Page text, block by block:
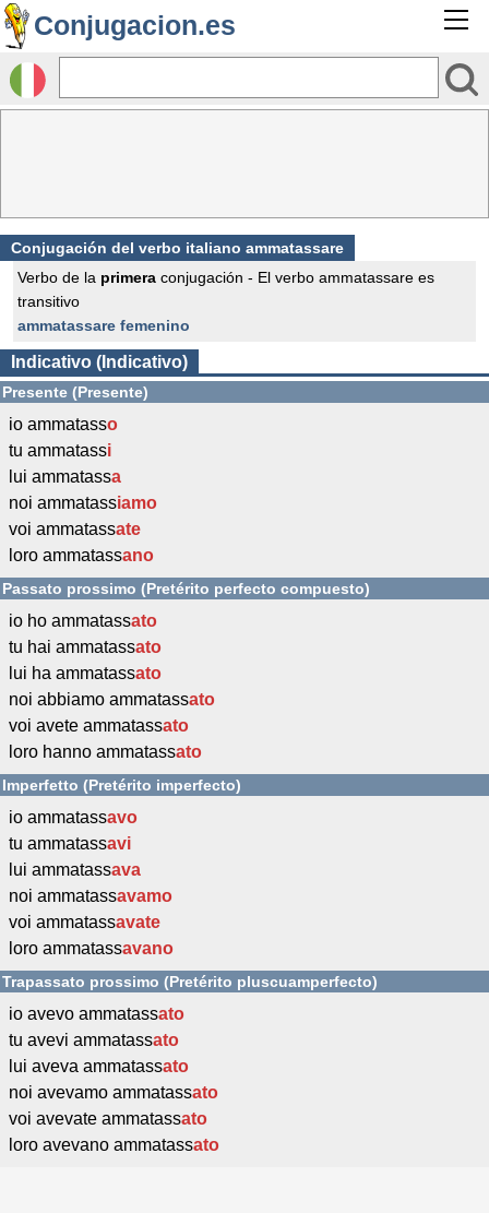
Conjugacion.es
Conjugación del verbo italiano ammatassare
Verbo de la primera conjugación - El verbo ammatassare es
transitivo
ammatassare femenino
Indicativo (Indicativo)
Presente (Presente)
io ammatasso
tu ammatassi
lui ammatassa
noi ammatassiamo
voi ammatassate
loro ammatassano
Passato prossimo (Pretérito perfecto compuesto)
io ho ammatassato
tu hai ammatassato
lui ha ammatassato
noi abbiamo ammatassato
voi avete ammatassato
loro hanno ammatassato
Imperfetto (Pretérito imperfecto)
io ammatassavo
tu ammatassavi
lui ammatassava
noi ammatassavamo
voi ammatassavate
loro ammatassavano
Trapassato prossimo (Pretérito pluscuamperfecto)
io avevo ammatassato
tu avevi ammatassato
lui aveva ammatassato
noi avevamo ammatassato
voi avevate ammatassato
loro avevano ammatassato